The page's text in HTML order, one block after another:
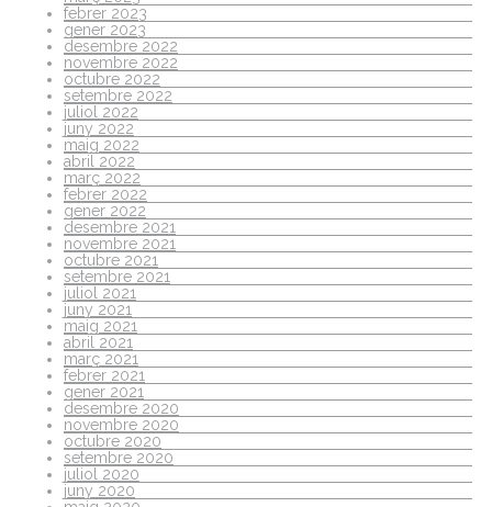
febrer 2023
gener 2023
desembre 2022
novembre 2022
octubre 2022
setembre 2022
juliol 2022
juny 2022
maig 2022
abril 2022
març 2022
febrer 2022
gener 2022
desembre 2021
novembre 2021
octubre 2021
setembre 2021
juliol 2021
juny 2021
maig 2021
abril 2021
març 2021
febrer 2021
gener 2021
desembre 2020
novembre 2020
octubre 2020
setembre 2020
juliol 2020
juny 2020